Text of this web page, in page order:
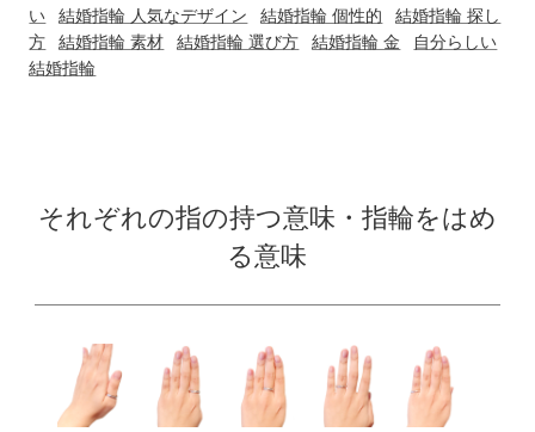
い
結婚指輪 人気なデザイン 結婚指輪 個性的
結婚指輪 探し
方
結婚指輪 素材 結婚指輪 選び方 結婚指輪 金
自分らしい
結婚指輪
それぞれの指の持つ意味・指輪をはめ
る意味